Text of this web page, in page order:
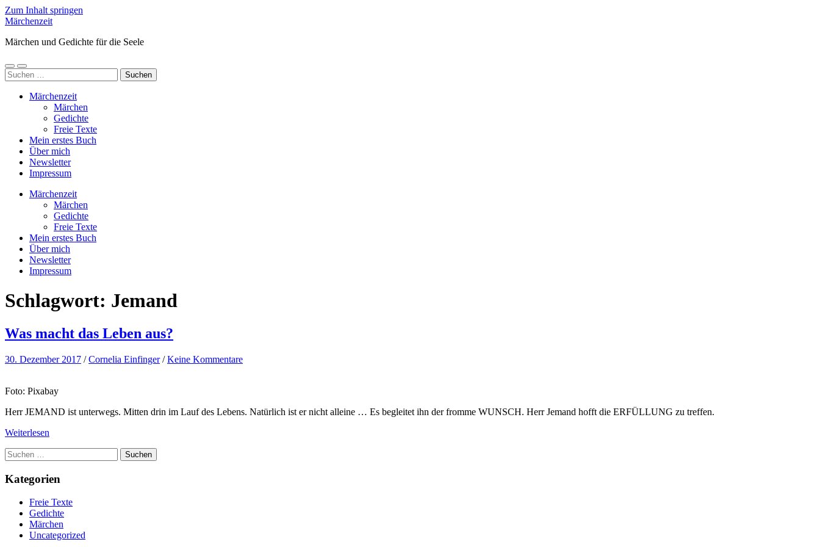
Zum Inhalt springen
Märchenzeit
Märchen und Gedichte für die Seele
Mobile-
Menü
Suchfeld
ein-/ausblenden
Suchen
nach:
Märchenzeit
Märchen
Gedichte
Freie Texte
Mein erstes Buch
Über mich
Newsletter
Impressum
Märchenzeit
Märchen
Gedichte
Freie Texte
Mein erstes Buch
Über mich
Newsletter
Impressum
Schlagwort: Jemand
Was macht das Leben aus?
30. Dezember 2017 /Cornelia Einfinger /Keine Kommentare
Foto: Pixabay
Herr JEMAND ist unterwegs. Mitten drin im Lauf des Lebens. Natürlich ist er nicht alleine … Es begleitet ihn der fromme WUNSCH. Herr Jemand hofft die ERFÜLLUNG zu treffen.
Weiterlesen
Suchen
nach:
Kategorien
Freie Texte
Gedichte
Märchen
Uncategorized